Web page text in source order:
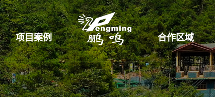
项目案例 合作区域